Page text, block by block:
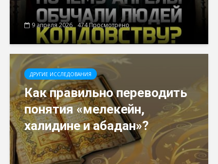
9 апреля 2026 474 Просмотрено
ДРУГИЕ ИССЛЕДОВАНИЯ
Как правильно переводить
понятия «мелекейн,
халидине и абадан»?